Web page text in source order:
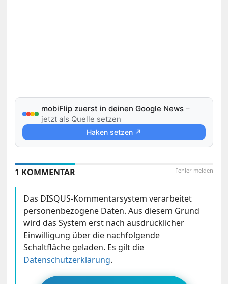
mobiFlip zuerst in deinen Google News –
jetzt als Quelle setzen
Haken setzen ↗
Fehler melden
1 KOMMENTAR
Das DISQUS-Kommentarsystem verarbeitet
personenbezogene Daten. Aus diesem Grund
wird das System erst nach ausdrücklicher
Einwilligung über die nachfolgende
Schaltfläche geladen. Es gilt die
Datenschutzerklärung.